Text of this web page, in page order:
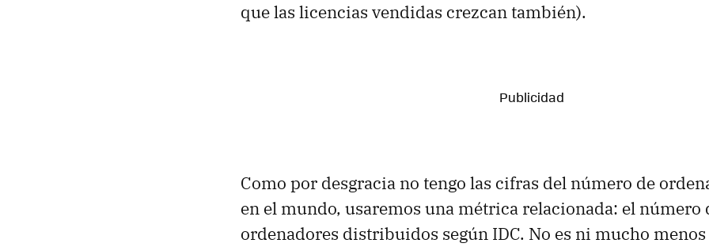
que las licencias vendidas crezcan también).
Como por desgracia no tengo las cifras del número de
en el mundo, usaremos una métrica relacionada: el número
ordenadores distribuidos según IDC. No es ni mucho menos